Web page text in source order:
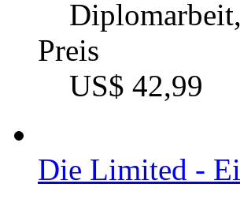
Preis
US$ 42,99
Die Limited -